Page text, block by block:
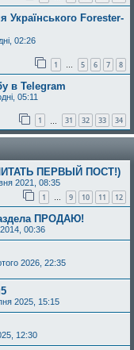
Українського Forester-
02:26
1 … 5 6 7 8
в Telegram
05:11
1 31 32 33 34
ПЕРВЫЙ ПОСТ!)
2021, 08:35
1 … 9 10 11 12
ПРОДАЮ!
00:36
2026, 22:35
2025, 15:15
12:30